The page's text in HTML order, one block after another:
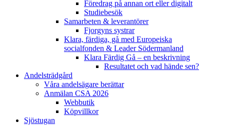
Föredrag på annan ort eller digitalt
Studiebesök
Samarbeten & leverantörer
Fjorgyns systrar
Klara, färdiga, gå med Europeiska
socialfonden & Leader Södermanland
Klara Färdig Gå – en beskrivning
Resultatet och vad hände sen?
Andelsträdgård
Våra andelsägare berättar
Anmälan CSA 2026
Webbutik
Köpvillkor
Sjöstugan